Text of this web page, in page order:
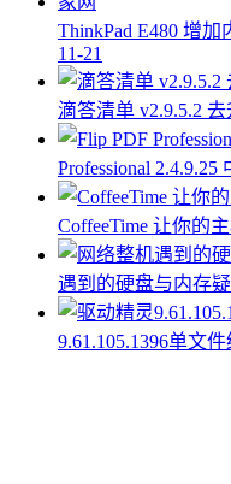
ThinkPad E480 增
11-21
滴答清单 v2.9.5.2
Professional 2.4.9.25
CoffeeTime 让你的
遇到的硬盘与内存
9.61.105.1396单文